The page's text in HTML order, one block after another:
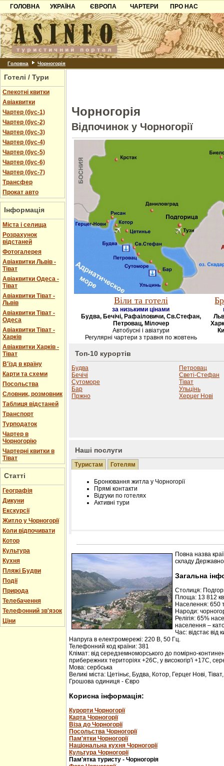
ГОЛОВНА
УКРАЇНА
Карпати
Азов
Причорноморря
Шацьк
ЄВРОПА
Чорногорія
Хорватія
Болгарія
ЧАРТЕРИ
ПРО НАС
Контакти
Партнерам
Додати готель
Головна Чорногорія
Готелі / Тури
Спекотні квитки
Авіаквитки
Чартер (бус-1)
Чартер (бус-2)
Чартер (бус-3)
Чартер (бус-4)
Чартер (бус-5)
Чартер (бус-6)
Чартер (бус-7)
Трансфер
Прокат авто
Інформація
Міста і селища
Розрахунок
відстаней
Фотогалерея
Авіаквитки Львів -
Тіват
Авіаквитки Одеса -
Тіват
Авіаквитки Тіват -
Львів
Авіаквитки Тіват -
Одеса
Авіаквитки Тіват -
Харків
Авіаквитки Харків -
Тіват
В'їзд в країну
Карти та схеми
Посольства
Словник, розмовник
Таблиця відстаней
Транспорт
Турподаток
Чартер в
Чорногорію
Чартерні квитки в
Тіват
Статті
Географія
Дикуни
Екскурсії
Житло у Чорногорії
Коли відпочивати
Котор
Культура
Кухня
Пляжі Будви
Події
Природа
Телебачення
Телефонний зв'язок
Ціни
Чорногорія
Відпочинок у Чорногорії
Віли та готелі
за низькими цінами
Будва, Бечічі, Рафаіловичи, Св.Стефан,
Петровац, Мілочер
Автобусні і авіатури
Регулярні чартери з травня по жовтень
Топ-10 курортів
Будва
Бечічі
Сутоморе
Бар
Пржно
Петровац
Светі-Стефан
Тіват
Ульцінь
Херцег Нові
Наші послуги
Туристам Готелям
Бронювання житла у Чорногорії
Прямі контакти
Відгуки по готелях
Активні тури
Розміщення інформації про готель на
Редагування інформації і цін на вимогу
Лічільник відвідувачів
Повна назва
складу
Загальна
Столиця:
Площа: 13 812
Населення: 650
Народи:
Релігія: 65%
населення –
Час: відстає від
Напруга в електромережі: 220 В, 50 Гц.
Телефонний код країни: 381
Клімат: від середземноморського до помірно-
прибережних територіях +26С, у високогір'ї +17С,
Мова: сербська
Великі міста: Цетіньє, Будва, Котор, Герцег Нові,
Грошова одиниця - Євро
Корисна інформація:
Курорти Чорногорії
Карта Чорногорії
Віза до Чорногорії
Посольства Чорногорії
Пам'ятки Чорногорії
Національна кухня Чорногорії
Культура Чорногорії
Пам'ятка туристу - Чорногорія